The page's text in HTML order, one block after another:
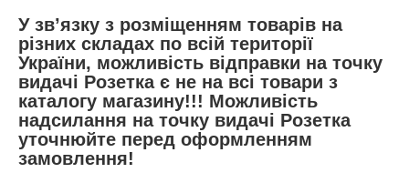
У зв’язку з розміщенням товарів на
різних складах по всій території
України, можливість відправки на точку
видачі Розетка є не на всі товари з
каталогу магазину!!! Можливість
надсилання на точку видачі Розетка
уточнюйте перед оформленням
замовлення!